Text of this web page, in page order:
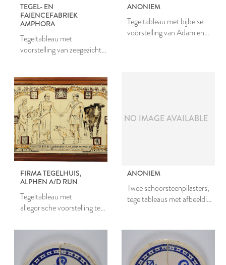
TEGEL- EN
FAIENCEFABRIEK
AMPHORA
Tegeltableau met
voorstelling van zeegezicht
ANONIEM
Tegeltableau met bijbelse
voorstelling van Adam en
FIRMA TEGELHUIS,
ALPHEN A/D RIJN
Tegeltableau met
allegorische voorstelling ter
jarig bestaan van het
Slachthuis te Leiden
NO IMAGE AVAILABLE
ANONIEM
Twee schoorsteenpilasters,
tegeltableaus met afbeelding